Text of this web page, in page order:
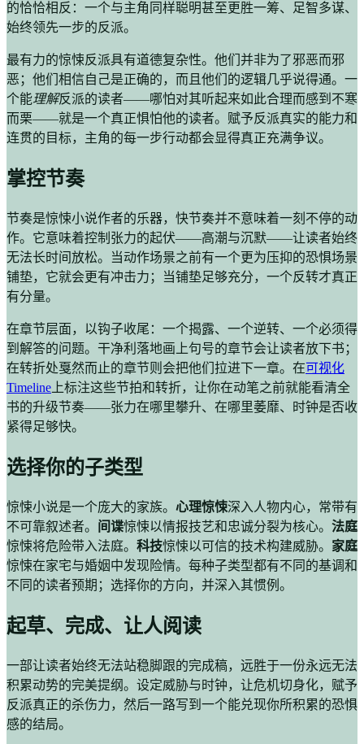
的恰恰相反：一个与主角同样聪明甚至更胜一筹、足智多谋、
始终领先一步的反派。
最有力的惊悚反派具有道德复杂性。他们并非为了邪恶而邪
恶；他们相信自己是正确的，而且他们的逻辑几乎说得通。一
个能理解反派的读者——哪怕对其听起来如此合理而感到不寒
而栗——就是一个真正惧怕他的读者。赋予反派真实的能力和
连贯的目标，主角的每一步行动都会显得真正充满争议。
掌控节奏
节奏是惊悚小说作者的乐器，快节奏并不意味着一刻不停的动
作。它意味着控制张力的起伏——高潮与沉默——让读者始终
无法长时间放松。当动作场景之前有一个更为压抑的恐惧场景
铺垫，它就会更有冲击力；当铺垫足够充分，一个反转才真正
有分量。
在章节层面，以钩子收尾：一个揭露、一个逆转、一个必须得
到解答的问题。干净利落地画上句号的章节会让读者放下书；
在转折处戛然而止的章节则会把他们拉进下一章。在可视化
Timeline 上标注这些节拍和转折，让你在动笔之前就能看清全
书的升级节奏——张力在哪里攀升、在哪里萎靡、时钟是否收
紧得足够快。
选择你的子类型
惊悚小说是一个庞大的家族。 心理惊悚深入人物内心，常带有
不可靠叙述者。 间谍惊悚以情报技艺和忠诚分裂为核心。 法庭
惊悚将危险带入法庭。 科技惊悚以可信的技术构建威胁。 家庭
惊悚在家宅与婚姻中发现险情。每种子类型都有不同的基调和
不同的读者预期；选择你的方向，并深入其惯例。
起草、完成、让人阅读
一部让读者始终无法站稳脚跟的完成稿，远胜于一份永远无法
积累动势的完美提纲。设定威胁与时钟，让危机切身化，赋予
反派真正的杀伤力，然后一路写到一个能兑现你所积累的恐惧
感的结局。